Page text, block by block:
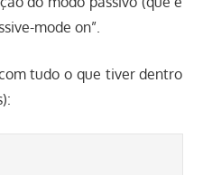
mode on”.
tudo o que tiver dentro